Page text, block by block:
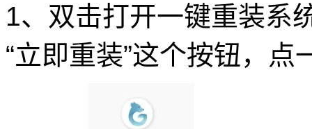
1、双击打开一键重装系
“立即重装”这个按钮，点